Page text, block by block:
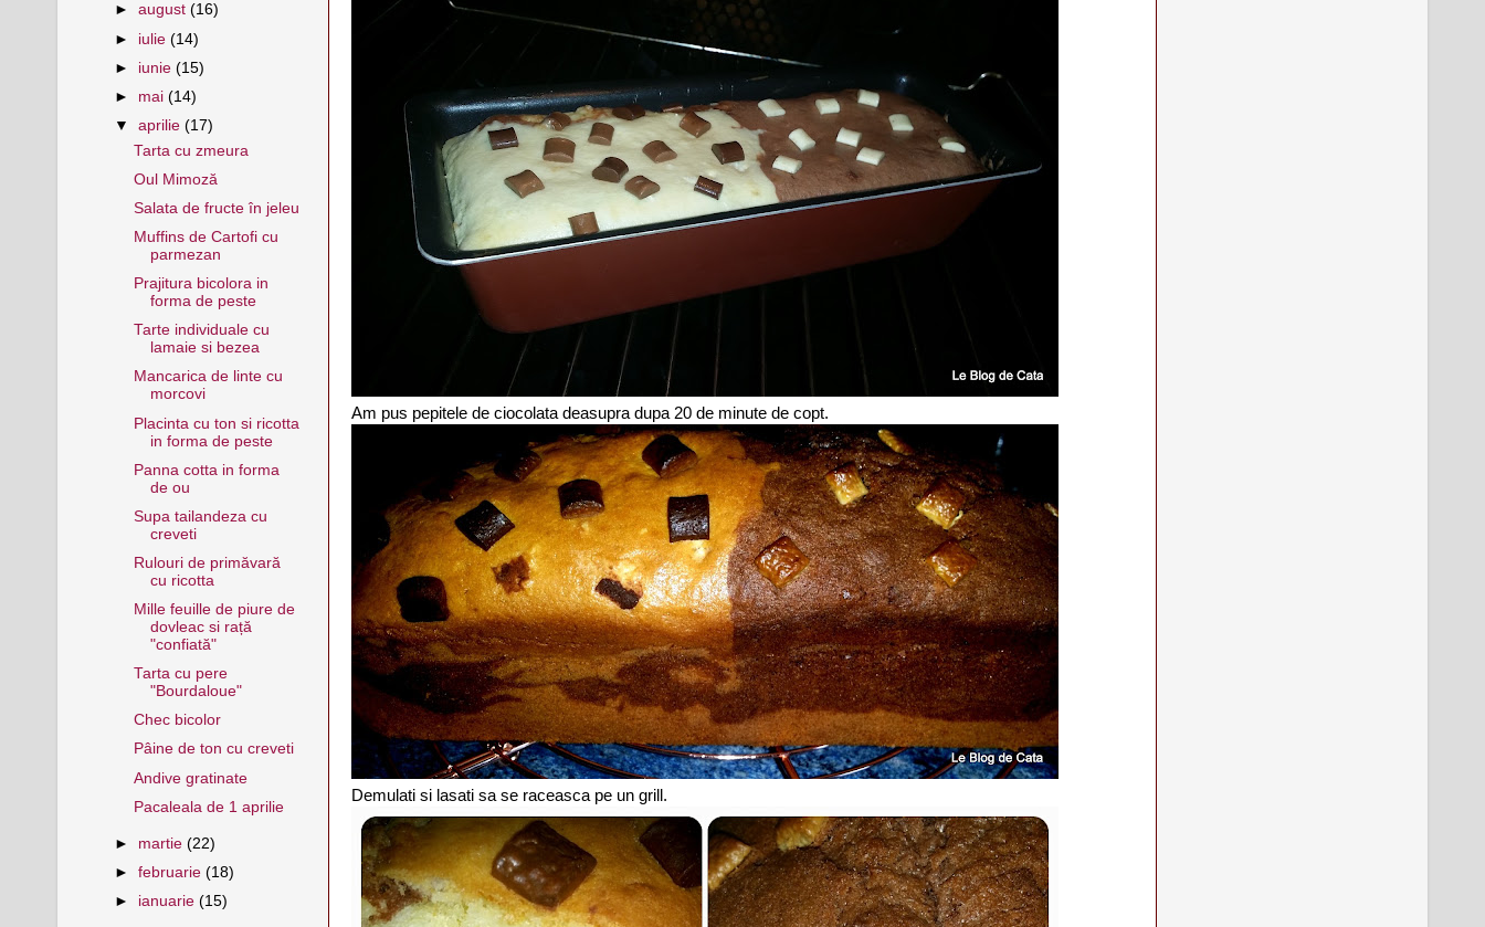
Am pus pepitele de ciocolata deasupra dupa 20 de minute de copt.
Demulati si lasati sa se raceasca pe un grill.
►august(16)
► iulie(14)
► iunie(15)
► mai(14)
▼aprilie(17)
Tarta cu zmeura
Oul Mimoză
Salata de fructe în jeleu
Muffins de Cartofi cu
parmezan
Prajitura bicolora in
forma de peste
Tarte individuale cu
lamaie si bezea
Mancarica de linte cu
morcovi
Placinta cu ton si ricotta
in forma de peste
Panna cotta in forma
de ou
Supa tailandeza cu
creveti
Rulouri de primăvară
cu ricotta
Mille feuille de piure de
dovleac si rață
"confiată"
Tarta cu pere
"Bourdaloue"
Chec bicolor
Pâine de ton cu creveti
Andive gratinate
Pacaleala de 1 aprilie
► martie(22)
►februarie(18)
► ianuarie(15)